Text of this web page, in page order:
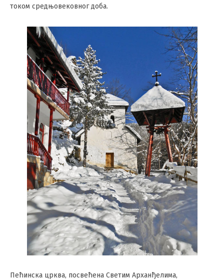
током средњовековног доба.
Пећинска црква, посвећена Светим Арханђелима,